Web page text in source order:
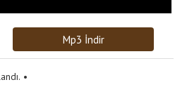
Mp3 İndir